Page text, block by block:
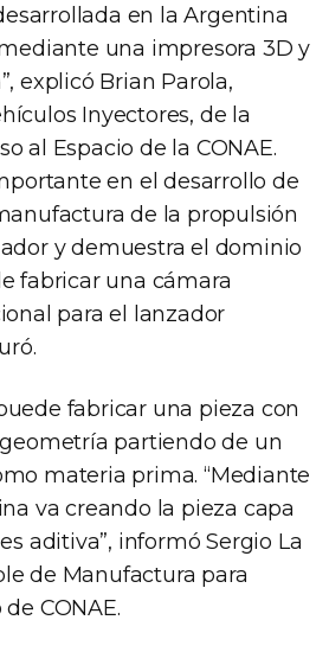
en la Argentina
una impresora 3D y
explicó Brian Parola,
Inyectores, de la
al Espacio de la CONAE.
en el desarrollo de
de la propulsión
y demuestra el dominio
fabricar una cámara
para el lanzador
fabricar una pieza con
partiendo de un
materia prima. “Mediante
va creando la pieza capa
aditiva”, informó Sergio La
de Manufactura para
CONAE.